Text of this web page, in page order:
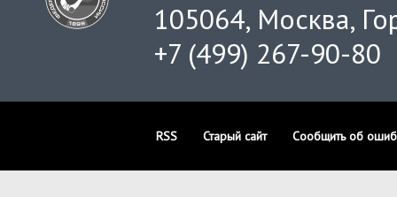
105064, Москва,
+7 (499) 267-90-80
RSS Старый сайт Сообщить об